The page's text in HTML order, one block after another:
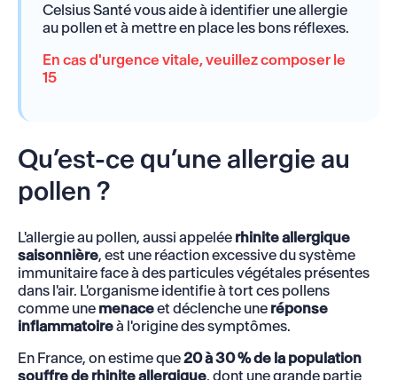
Celsius Santé vous aide à identifier une allergie
au pollen et à mettre en place les bons réflexes.
En cas d'urgence vitale, veuillez composer le
15
Qu’est-ce qu’une allergie au
pollen ?
L'allergie au pollen, aussi appelée rhinite allergique
saisonnière, est une réaction excessive du système
immunitaire face à des particules végétales présentes
dans l'air. L'organisme identifie à tort ces pollens
comme une menaceet déclenche une réponse
inflammatoireà l'origine des symptômes.
En France, on estime que20 à 30 % de la population
souffre de rhinite allergique, dont une grande partie